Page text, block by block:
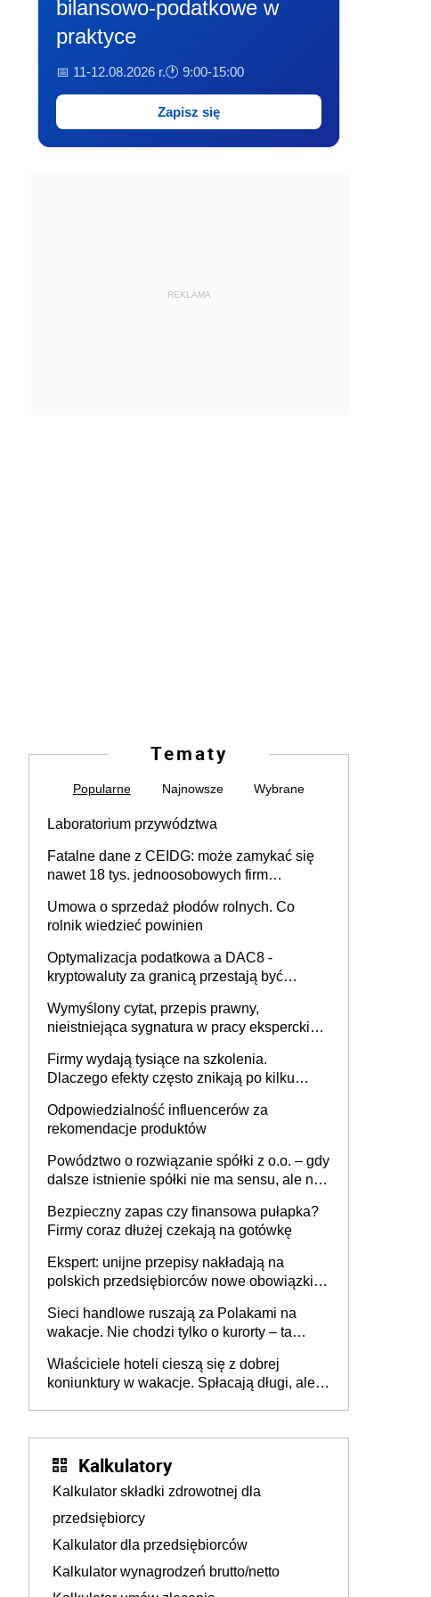
bilansowo-podatkowe w
praktyce
📅 11-12.08.2026 r.🕐 9:00-15:00
Zapisz się
REKLAMA
Tematy
Popularne Najnowsze Wybrane
Laboratorium przywództwa
Fatalne dane z CEIDG: może zamykać się
nawet 18 tys. jednoosobowych firm
Umowa o sprzedaż płodów rolnych. Co
rolnik wiedzieć powinien
Optymalizacja podatkowa a DAC8 -
kryptowaluty za granicą przestają być
Wymyślony cytat, przepis prawny,
nieistniejąca sygnatura w pracy eksperckiej -
firmie
Firmy wydają tysiące na szkolenia.
Dlaczego efekty często znikają po kilku
Odpowiedzialność influencerów za
rekomendacje produktów
Powództwo o rozwiązanie spółki z o.o. – gdy
dalsze istnienie spółki nie ma sensu, ale nie
Bezpieczny zapas czy finansowa pułapka?
Firmy coraz dłużej czekają na gotówkę
Ekspert: unijne przepisy nakładają na
polskich przedsiębiorców nowe obowiązki w
Sieci handlowe ruszają za Polakami na
wakacje. Nie chodzi tylko o kurorty – ta
tam, gdzie wielu spędzi urlop po cichu
Właściciele hoteli cieszą się z dobrej
koniunktury w wakacje. Spłacają długi, ale
Kalkulatory
Kalkulator składki zdrowotnej dla
przedsiębiorcy
Kalkulator dla przedsiębiorców
Kalkulator wynagrodzeń brutto/netto